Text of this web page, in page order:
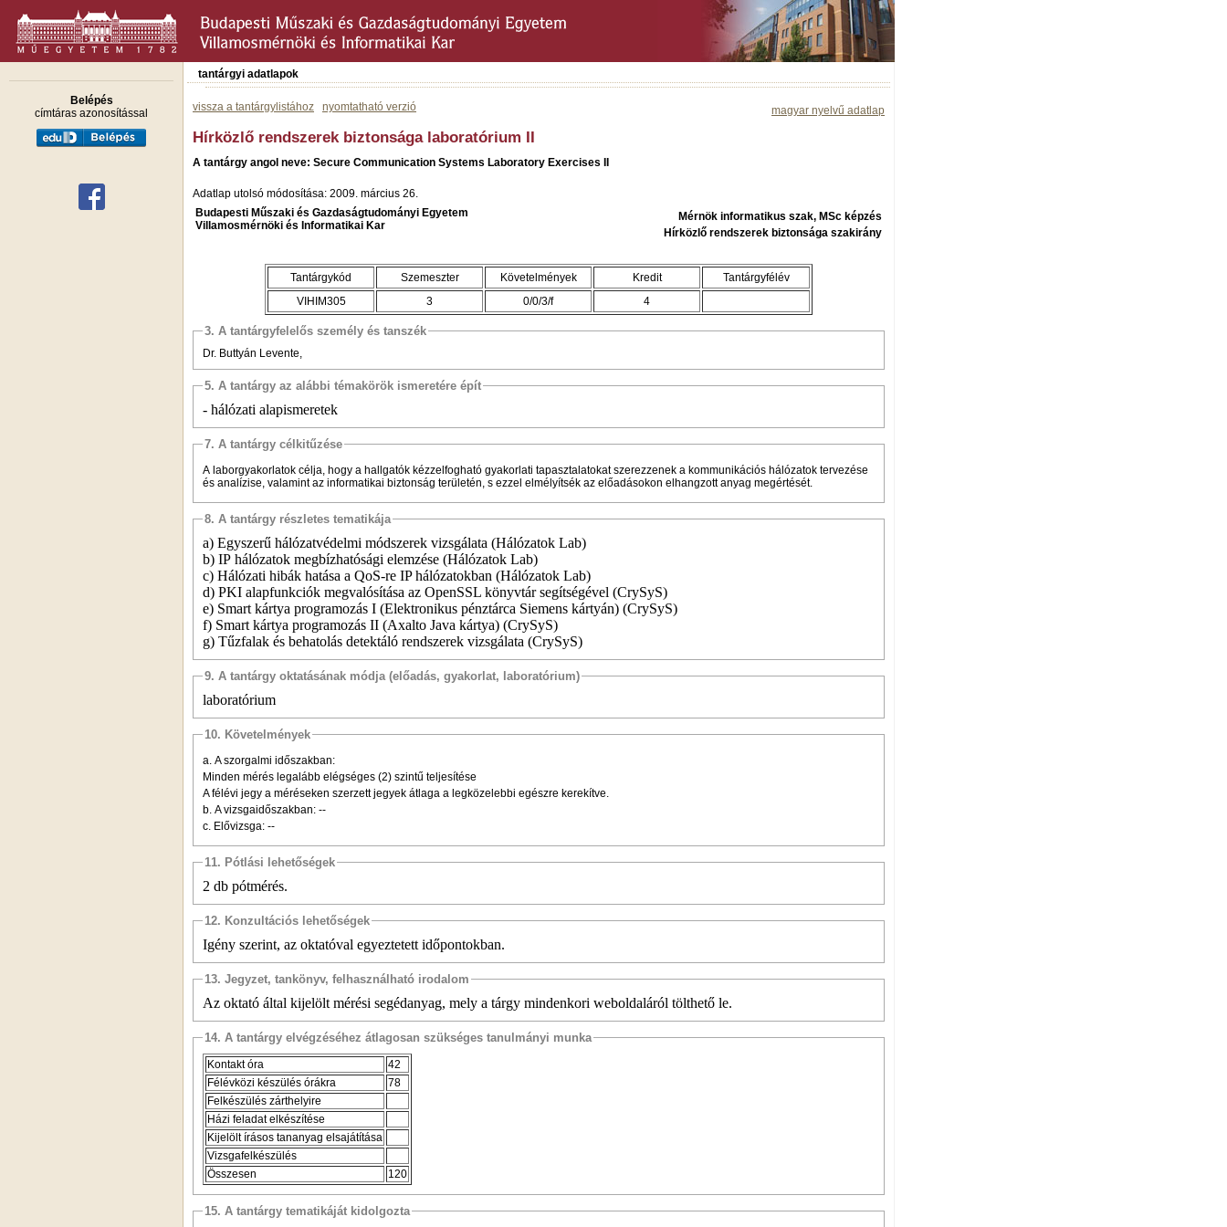
Belépés
címtáras azonosítással
tantárgyi adatlapok
magyar nyelvű adatlap
vissza a tantárgylistához nyomtatható verzió
Hírközlő rendszerek biztonsága laboratórium II
A tantárgy angol neve: Secure Communication Systems Laboratory Exercises II
Adatlap utolsó módosítása: 2009. március 26.
Budapesti Műszaki és Gazdaságtudományi Egyetem
Villamosmérnöki és Informatikai Kar
Mérnök informatikus szak, MSc képzés
Hírközlő rendszerek biztonsága szakirány
Tantárgykód Szemeszter Követelmények Kredit
Tantárgyfélév
VIHIM305
3 0/0/3/f 4
3. A tantárgyfelelős személy és tanszék
Dr. Buttyán Levente,
5. A tantárgy az alábbi témakörök ismeretére épít
- hálózati alapismeretek
7. A tantárgy célkitűzése
A laborgyakorlatok célja, hogy a hallgatók kézzelfogható gyakorlati tapasztalatokat szerezzenek a kommunikációs hálózatok tervezése
és analízise, valamint az informatikai biztonság területén, s ezzel elmélyítsék az előadásokon elhangzott anyag megértését.
8. A tantárgy részletes tematikája
a) Egyszerű hálózatvédelmi módszerek vizsgálata (Hálózatok Lab)
b) IP hálózatok megbízhatósági elemzése (Hálózatok Lab)
c) Hálózati hibák hatása a QoS-re IP hálózatokban (Hálózatok Lab)
d) PKI alapfunkciók megvalósítása az OpenSSL könyvtár segítségével (CrySyS)
e) Smart kártya programozás I (Elektronikus pénztárca Siemens kártyán) (CrySyS)
f) Smart kártya programozás II (Axalto Java kártya) (CrySyS)
g) Tűzfalak és behatolás detektáló rendszerek vizsgálata (CrySyS)
9. A tantárgy oktatásának módja (előadás, gyakorlat, laboratórium)
laboratórium
10. Követelmények
a. A szorgalmi időszakban:
Minden mérés legalább elégséges (2) szintű teljesítése
A félévi jegy a méréseken szerzett jegyek átlaga a legközelebbi egészre kerekítve.
b. A vizsgaidőszakban: --
c. Elővizsga: --
11. Pótlási lehetőségek
2 db pótmérés.
12. Konzultációs lehetőségek
Igény szerint, az oktatóval egyeztetett időpontokban.
13. Jegyzet, tankönyv, felhasználható irodalom
Az oktató által kijelölt mérési segédanyag, mely a tárgy mindenkori weboldaláról tölthető le.
14. A tantárgy elvégzéséhez átlagosan szükséges tanulmányi munka
Kontakt óra
42
Félévközi készülés órákra
78
Felkészülés zárthelyire
Házi feladat elkészítése
Kijelölt írásos tananyag elsajátítása
Vizsgafelkészülés
Összesen
120
15. A tantárgy tematikáját kidolgozta